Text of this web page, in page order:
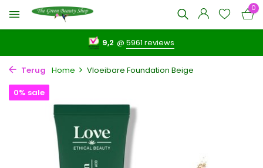
0
9,2 @5961 reviews
Terug Home Vloeibare Foundation Beige
0% sale